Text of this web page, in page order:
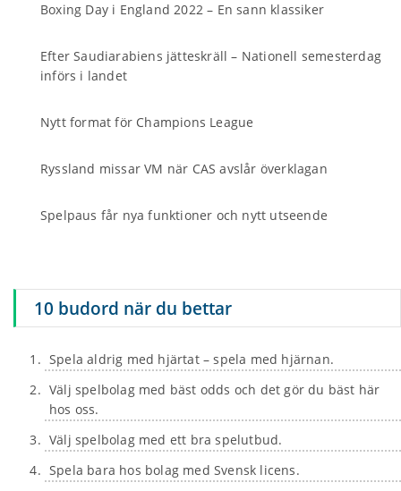
Boxing Day i England 2022 – En sann klassiker
Efter Saudiarabiens jätteskräll – Nationell semesterdag
införs i landet
Nytt format för Champions League
Ryssland missar VM när CAS avslår överklagan
Spelpaus får nya funktioner och nytt utseende
10 budord när du bettar
Spela aldrig med hjärtat – spela med hjärnan.
Välj spelbolag med bäst odds och det gör du bäst här
hos oss.
Välj spelbolag med ett bra spelutbud.
Spela bara hos bolag med Svensk licens.